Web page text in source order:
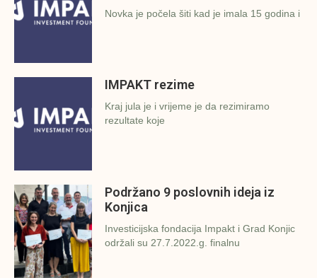
Novka je počela šiti kad je imala 15 godina i
IMPAKT rezime
Kraj jula je i vrijeme je da rezimiramo
rezultate koje
Podržano 9 poslovnih ideja iz
Konjica
Investicijska fondacija Impakt i Grad Konjic
održali su 27.7.2022.g. finalnu